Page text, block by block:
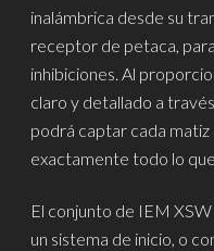
inalámbrica desde su
receptor de petaca,
inhibiciones. Al
claro y detallado a
podrá captar cada
exactamente todo lo
El conjunto de IEM
un sistema de inicio, o